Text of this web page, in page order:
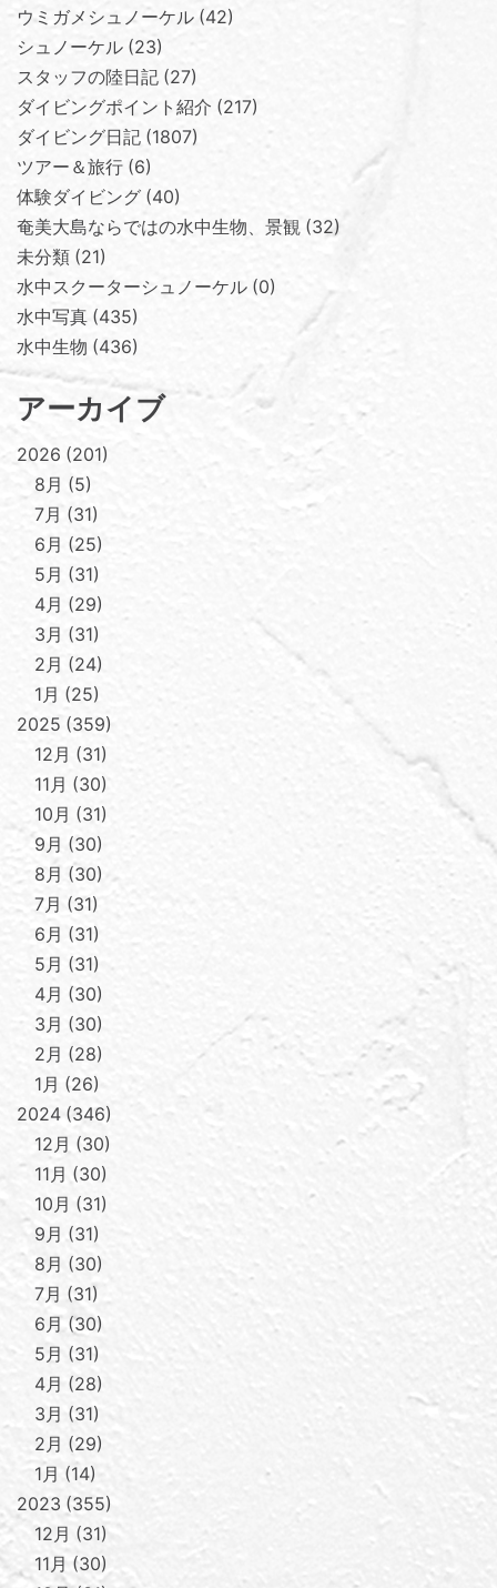
ウミガメシュノーケル 42
シュノーケル 23
スタッフの陸日記 27
ダイビングポイント紹介 217
ダイビング日記 1807
ツアー＆旅行 6
体験ダイビング 40
奄美大島ならではの水中生物、景観 32
未分類 21
水中スクーターシュノーケル 0
水中写真 435
水中生物 436
アーカイブ
2026 201
8月
5
7月
31
6月
25
5月
31
4月
29
3月
31
2月
24
1月
25
2025 359
12月
31
11月
30
10月
31
9月
30
8月
30
7月
31
6月
31
5月
31
4月
30
3月
30
2月
28
1月
26
2024 346
12月
30
11月
30
10月
31
9月
31
8月
30
7月
31
6月 30
5月
31
4月
28
3月
31
2月
29
1月
14
2023 355
12月
31
11月
30